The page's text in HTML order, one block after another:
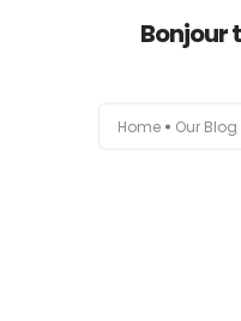
Bonjour
Home Our Blog